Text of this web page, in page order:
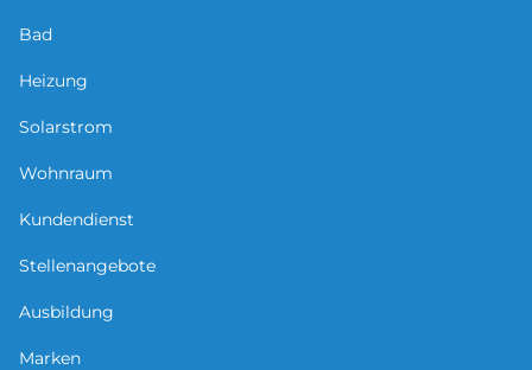
Bad
Heizung
Solarstrom
Wohnraum
Kundendienst
Stellenangebote
Ausbildung
Marken